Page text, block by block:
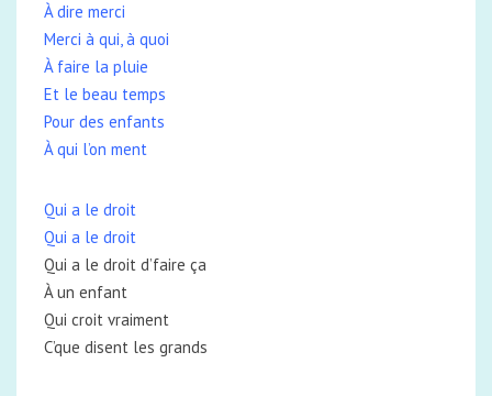
À dire merci
Merci à qui, à quoi
À faire la pluie
Et le beau temps
Pour des enfants
À qui l’on ment
Qui a le droit
Qui a le droit
Qui a le droit d’faire ça
À un enfant
Qui croit vraiment
C’que disent les grands